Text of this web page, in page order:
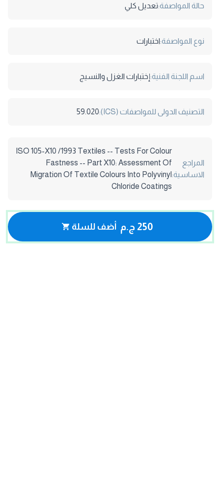
حالة المواصفة:تعديل كلي
نوع المواصفة:اختبارات
اسم اللجنة الفنية:إختبارات الغزل والنسيج
التصنيف الدولى للمواصفات (ICS): 59.020
المراجع
الاساسية:
ISO 105-X10 /1993 Textiles -- Tests For Colour
Fastness -- Part X10: Assessment Of
Migration Of Textile Colours Into Polyvinyl
Chloride Coatings
250 ج.م أضف للسلة